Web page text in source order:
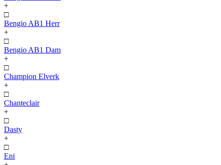
+
□
Bengio AB1 Herr
+
□
Bengio AB1 Dam
+
□
Champion Elverk
+
□
Chanteclair
+
□
Dasty
+
□
Eni